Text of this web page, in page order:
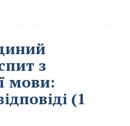
з
мови:
(1